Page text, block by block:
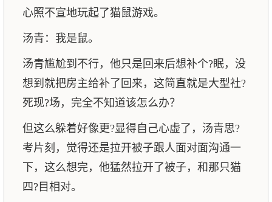
心照不宣地玩起了猫鼠游戏。
汤青：我是鼠。
汤青尴尬到不行，他只是回来后想补个?眠，没
想到就把房主给补了回来，这简直就是大型社?
死现?场，完全不知道该怎么办？
但这么躲着好像更?显得自己心虚了，汤青思?
考片刻，觉得还是拉开被子跟人面对面沟通一
下，这么想完，他猛然拉开了被子，和那只猫
四?目相对。